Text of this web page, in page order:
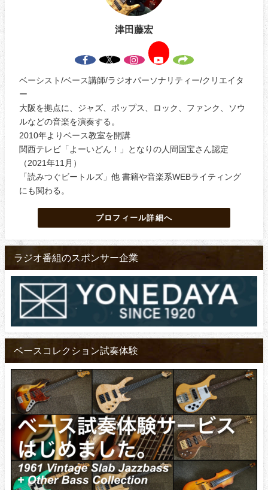
津田藤宏
ベーシスト/ベース講師/ラジオパーソナリティー/クリエイタ
ー
大阪を拠点に、ジャズ、ポップス、ロック、ファンク、ソウ
ルなどの音楽を演奏する。
2010年よりベース教室を開講
関西テレビ「よーいどん！」となりの人間国宝さん認定
（2021年11月）
「読みつぐビートルズ」他 書籍や音楽系WEBライティング
にも関わる。
プロフィール詳細へ
ラジオ番組のスポンサー企業
ベースコレクション試奏体験